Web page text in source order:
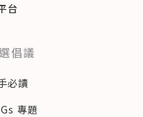
台
倡議
必讀
專題